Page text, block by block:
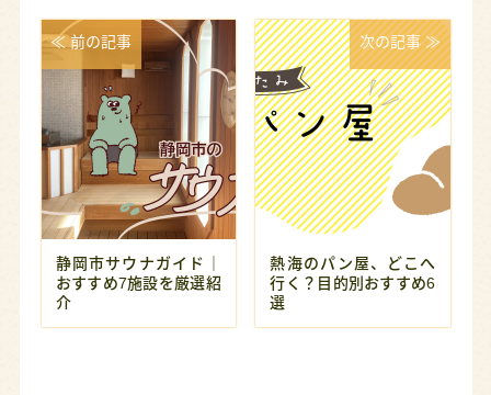
≪ 前の記事
静岡市サウナガイド｜
おすすめ7施設を厳選紹
介
次の記事 ≫
熱海のパン屋、どこへ
行く？目的別おすすめ6
選